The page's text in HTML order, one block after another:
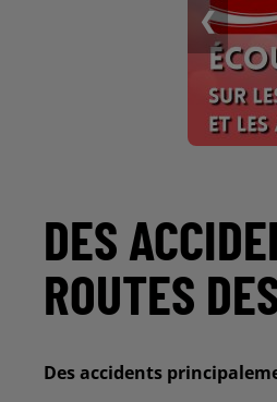
❮
DES
ROUTES
Des accidents